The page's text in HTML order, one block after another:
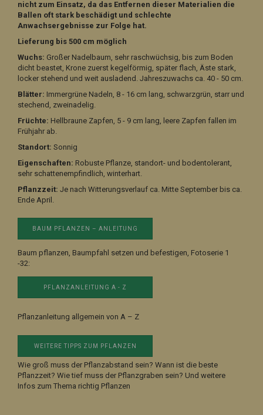
nicht zum Einsatz, da das Entfernen dieser Materialien die
Ballen oft stark beschädigt und schlechte
Anwachsergebnisse zur Folge hat.
Lieferung bis 500 cm möglich
Wuchs: Großer Nadelbaum, sehr raschwüchsig, bis zum Boden
dicht beastet, Krone zuerst kegelförmig, später flach, Äste stark,
locker stehend und weit ausladend. Jahreszuwachs ca. 40 - 50 cm.
Blätter: Immergrüne Nadeln, 8 - 16 cm lang, schwarzgrün, starr und
stechend, zweinadelig.
Früchte: Hellbraune Zapfen, 5 - 9 cm lang, leere Zapfen fallen im
Frühjahr ab.
Standort: Sonnig
Eigenschaften: Robuste Pflanze, standort- und bodentolerant,
sehr schattenempfindlich, winterhart.
Pflanzzeit: Je nach Witterungsverlauf ca. Mitte September bis ca.
Ende April.
BAUM PFLANZEN – ANLEITUNG
Baum pflanzen, Baumpfahl setzen und befestigen, Fotoserie 1
-32:
PFLANZANLEITUNG A - Z
Pflanzanleitung allgemein von A – Z
WEITERE TIPPS ZUM PFLANZEN
Wie groß muss der Pflanzabstand sein? Wann ist die beste
Pflanzzeit? Wie tief muss der Pflanzgraben sein? Und weitere
Infos zum Thema richtig Pflanzen